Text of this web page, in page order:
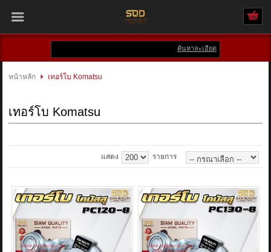
หน้าหลัก
ติดต่อเรา
ค้นหาละเอียด
หน้าหลัก เทอร์โบ Komatsu
เทอร์โบ Komatsu
แสดง รายการ